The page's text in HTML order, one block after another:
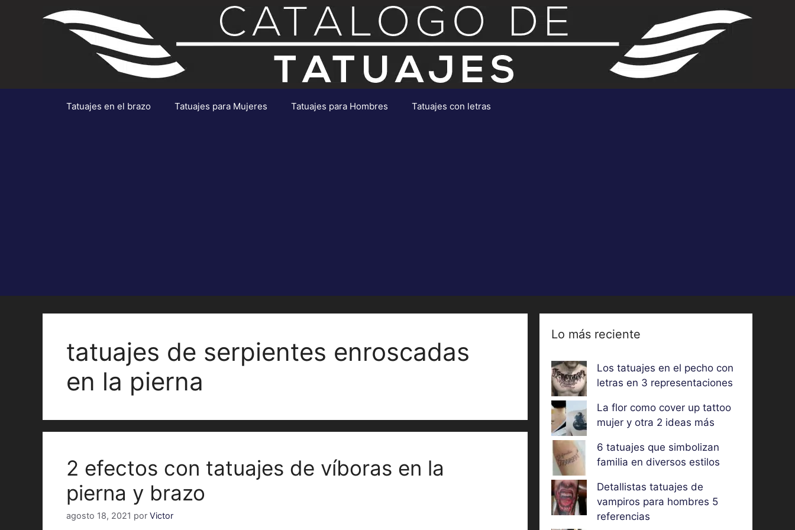
Tatuajes en el brazo Tatuajes para Mujeres Tatuajes para Hombres Tatuajes con letras
tatuajes de serpientes enroscadas
en la pierna
2 efectos con tatuajes de víboras en la
pierna y brazo
agosto 18, 2021 por Victor
Lo más reciente
Los tatuajes en el pecho con
letras en 3 representaciones
La flor como cover up tattoo
mujer y otra 2 ideas más
6 tatuajes que simbolizan
familia en diversos estilos
Detallistas tatuajes de
vampiros para hombres 5
referencias